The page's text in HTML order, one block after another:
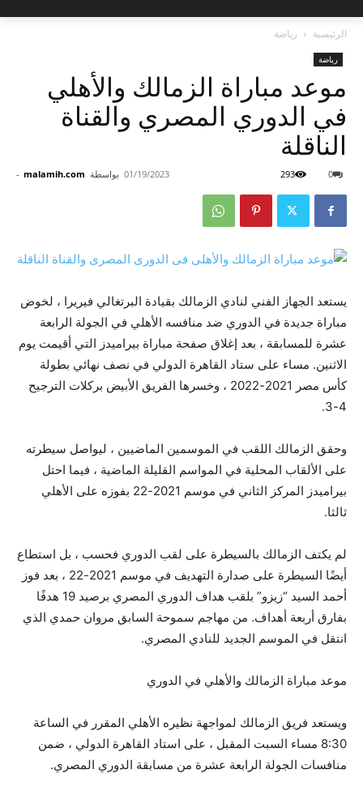
الرئيسية رياضة
رياضة
موعد مباراة الزمالك والأهلي
في الدوري المصري والقناة
الناقلة
بواسطة malamih.com
- 01/19/2023 0
293
يستعد الجهاز الفني لنادي الزمالك بقيادة البرتغالي فيريرا ، لخوض
مباراة جديدة في الدوري ضد منافسه الأهلي في الجولة الرابعة
عشرة للمسابقة ، بعد إغلاق صفحة مباراة بيراميدز التي أقيمت يوم
الاثنين. مساء على ستاد القاهرة الدولي في نصف نهائي بطولة
كأس مصر 2021-2022 ، وخسرها الفريق الأبيض بركلات الترجيح
4-3.
وحقق الزمالك اللقب في الموسمين الماضيين ، ليواصل سيطرته
على الألقاب المحلية في المواسم القليلة الماضية ، فيما احتل
بيراميدز المركز الثاني في موسم 2021-22 بفوزه على الأهلي
ثالثا.
لم يكتف الزمالك بالسيطرة على لقب الدوري فحسب ، بل استطاع
أيضًا السيطرة على صدارة التهديف في موسم 2021-22 ، بعد فوز
أحمد السيد “زيزو” بلقب هداف الدوري المصري برصيد 19 هدفًا
بفارق أربعة أهداف. من مهاجم سموحة السابق مروان حمدي الذي
انتقل في الموسم الجديد للنادي المصري.
موعد مباراة الزمالك والأهلي في الدوري
ويستعد فريق الزمالك لمواجهة نظيره الأهلي المقرر في الساعة
8:30 مساء السبت المقبل ، على استاد القاهرة الدولي ، ضمن
منافسات الجولة الرابعة عشرة من مسابقة الدوري المصري.